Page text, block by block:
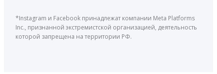
*Instagram и Facebook принадлежат компании Meta Platforms
Inc., признанной экстремистской организацией, деятельность
которой запрещена на территории РФ.